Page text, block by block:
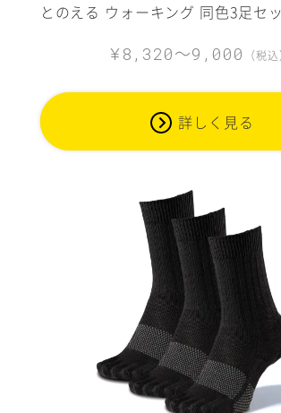
とのえる ウォーキング 同色3足セ
¥8,320～9,000 （税込
詳しく見る